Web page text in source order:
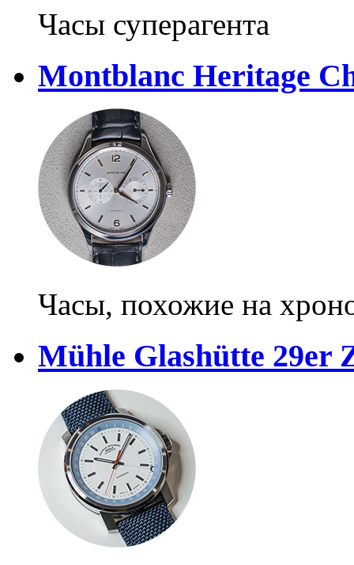
Часы суперагента
Montblanc Heritage
Часы, похожие на
Mühle Glashütte 29er